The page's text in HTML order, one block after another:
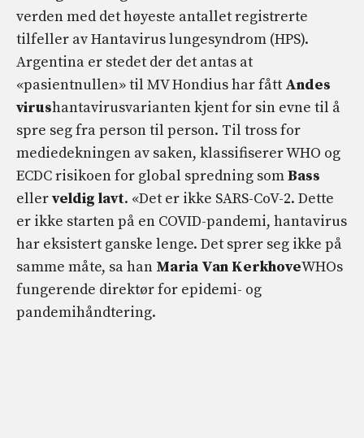
verden med det høyeste antallet registrerte
tilfeller av Hantavirus lungesyndrom (HPS).
Argentina er stedet der det antas at
«pasientnullen» til MV Hondius har fått Andes
virushantavirusvarianten kjent for sin evne til å
spre seg fra person til person. Til tross for
mediedekningen av saken, klassifiserer WHO og
ECDC risikoen for global spredning somBass
ellerveldig lavt. «Det er ikke SARS-CoV-2. Dette
er ikke starten på en COVID-pandemi, hantavirus
har eksistert ganske lenge. Det sprer seg ikke på
samme måte, sa han Maria Van KerkhoveWHOs
fungerende direktør for epidemi- og
pandemihåndtering.